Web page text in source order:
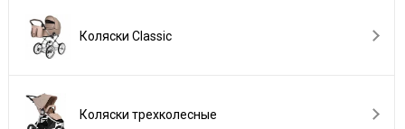
Коляски Сlassic
Коляски трехколесные